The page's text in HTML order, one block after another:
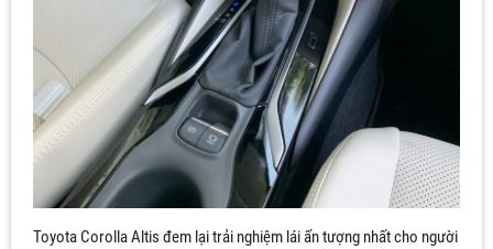
Toyota Corolla Altis đem lại trải nghiệm lái ấn tượng nhất cho người